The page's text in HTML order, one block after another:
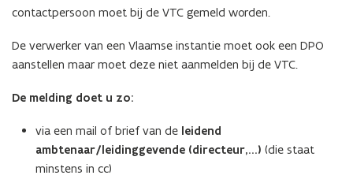
p
l
i
c
t
i
e
contactpersoon moet bij de VTC gemeld worden.
De verwerker van een Vlaamse instantie moet ook een DPO
aanstellen maar moet deze niet aanmelden bij de VTC.
De melding doet u zo:
via een mail of brief van de leidend
ambtenaar/leidinggevende (directeur,...) (die staat
minstens in cc)